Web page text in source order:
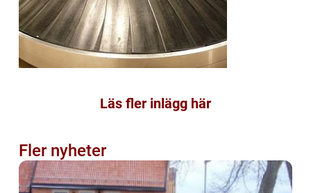
Läs fler inlägg här
Fler nyheter